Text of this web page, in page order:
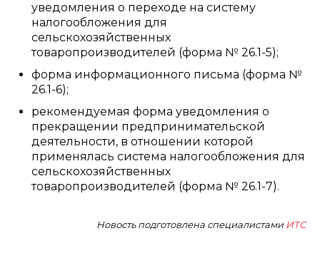
уведомления о переходе на систему
налогообложения для
сельскохозяйственных
товаропроизводителей (форма № 26.1-5);
форма информационного письма (форма №
26.1-6);
рекомендуемая форма уведомления о
прекращении предпринимательской
деятельности, в отношении которой
применялась система налогообложения для
сельскохозяйственных
товаропроизводителей (форма № 26.1-7).
Новость подготовлена специалистами ИТС